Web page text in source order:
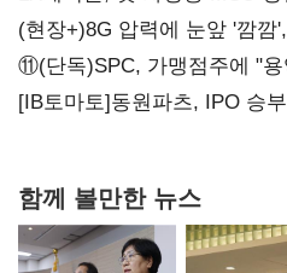
공급
(현장+)8G 압력에 눈앞 '깜
화려한 에어쇼 뒤 땀방울
⑪(단독)SPC, 가맹점주에 "
내팽개친 '사회적합의'
[IB토마토]동원파츠, IPO 승
함께 볼만한 뉴스